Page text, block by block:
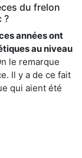
du frelon
?
années ont
au niveau
le remarque
Il y a de ce fait
qui aient été